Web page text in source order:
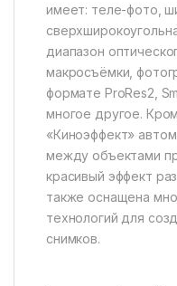
имеет: теле-фото,
диапазон
макросъёмки,
формате ProRes2,
многое другое.
«Киноэффект»
между объектами
красивый эффект
также оснащена
технологий для
снимков.